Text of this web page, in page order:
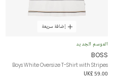
إضافة سريعة
الموسم الجديد
BOSS
Boys White Oversize T-Shirt with Stripes
UK£ 59.00